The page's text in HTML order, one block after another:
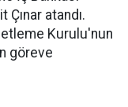
Çınar atandı.
Kurulu'nun
göreve